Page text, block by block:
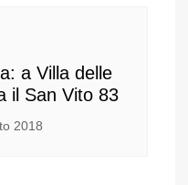
a Villa delle
il San Vito 83
2018